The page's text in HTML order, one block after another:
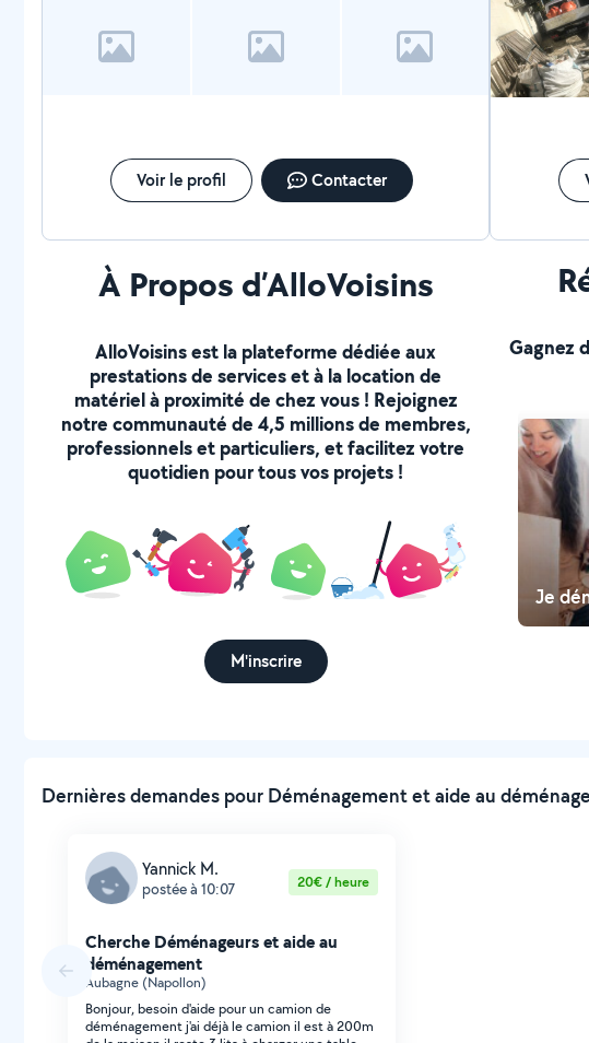
Voir le profil Contacter
À Propos d’AlloVoisins
AlloVoisins est la plateforme dédiée aux
prestations de services et à la location de
matériel à proximité de chez vous ! Rejoignez
notre communauté de 4,5 millions de membres,
professionnels et particuliers, et facilitez votre
quotidien pour tous vos projets !
M'inscrire
Gagnez
Je
Dernières demandes pour Déménagement et aide au
Yannick M.
postée à 10:07 20€ / heure
Cherche Déménageurs et aide au
déménagement
Aubagne (Napollon)
Bonjour, besoin d'aide pour un camion de
déménagement j'ai déjà le camion il est à 200m